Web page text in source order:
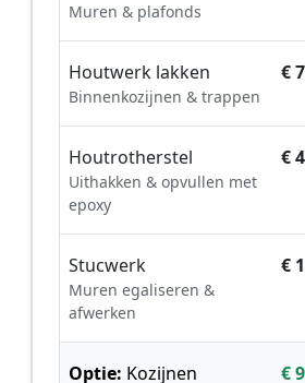
Muren & plafonds
Houtwerk lakken
Binnenkozijnen & trappen
€
Houtrotherstel
Uithakken & opvullen met
epoxy
€
Stucwerk
Muren egaliseren &
afwerken
€
Optie: Kozijnen
€